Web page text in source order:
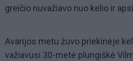
greičio nuvažiavo nuo kelio ir
Avarijos metu žuvo priekinėje
važiavusi 30-metė plungiškė